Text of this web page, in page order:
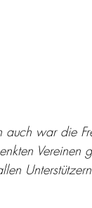
war die
Vereinen